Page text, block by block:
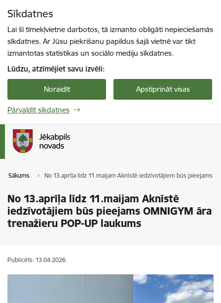
Sīkdatnes
Lai šī tīmekļvietne darbotos, tā izmanto obligāti nepieciešamās
sīkdatnes. Ar Jūsu piekrišanu papildus šajā vietnē var tikt
izmantotas statistikas un sociālo mediju sīkdatnes.
Lūdzu, atzīmējiet savu izvēli:
Noraidīt Apstiprināt visas
Pārvaldīt sīkdatnes
Sākums No 13.aprīļa līdz 11.maijam Aknīstē iedzīvotājiem būs pieejams
No 13.aprīļa līdz 11.maijam Aknīstē
iedzīvotājiem būs pieejams OMNIGYM āra
trenažieru POP-UP laukums
Publicēts: 13.04.2026.